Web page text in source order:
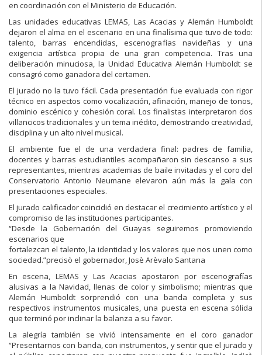
en coordinación con el Ministerio de Educación.
Las unidades educativas LEMAS, Las Acacias y Alemán Humboldt
dejaron el alma en el escenario en una finalísima que tuvo de todo:
talento, barras encendidas, escenografías navideñas y una
exigencia artística propia de una gran competencia. Tras una
deliberación minuciosa, la Unidad Educativa Alemán Humboldt se
consagró como ganadora del certamen.
El jurado no la tuvo fácil. Cada presentación fue evaluada con rigor
técnico en aspectos como vocalización, afinación, manejo de tonos,
dominio escénico y cohesión coral. Los finalistas interpretaron dos
villancicos tradicionales y un tema inédito, demostrando creatividad,
disciplina y un alto nivel musical.
El ambiente fue el de una verdadera final: padres de familia,
docentes y barras estudiantiles acompañaron sin descanso a sus
representantes, mientras academias de baile invitadas y el coro del
Conservatorio Antonio Neumane elevaron aún más la gala con
presentaciones especiales.
El jurado calificador coincidió en destacar el crecimiento artístico y el
compromiso de las instituciones participantes.
“Desde la Gobernación del Guayas seguiremos promoviendo
escenarios que
fortalezcan el talento, la identidad y los valores que nos unen como
sociedad.”precisò el gobernador, Josè Arèvalo Santana
En escena, LEMAS y Las Acacias apostaron por escenografías
alusivas a la Navidad, llenas de color y simbolismo; mientras que
Alemán Humboldt sorprendió con una banda completa y sus
respectivos instrumentos musicales, una puesta en escena sólida
que terminó por inclinar la balanza a su favor.
La alegría también se vivió intensamente en el coro ganador
“Presentarnos con banda, con instrumentos, y sentir que el jurado y